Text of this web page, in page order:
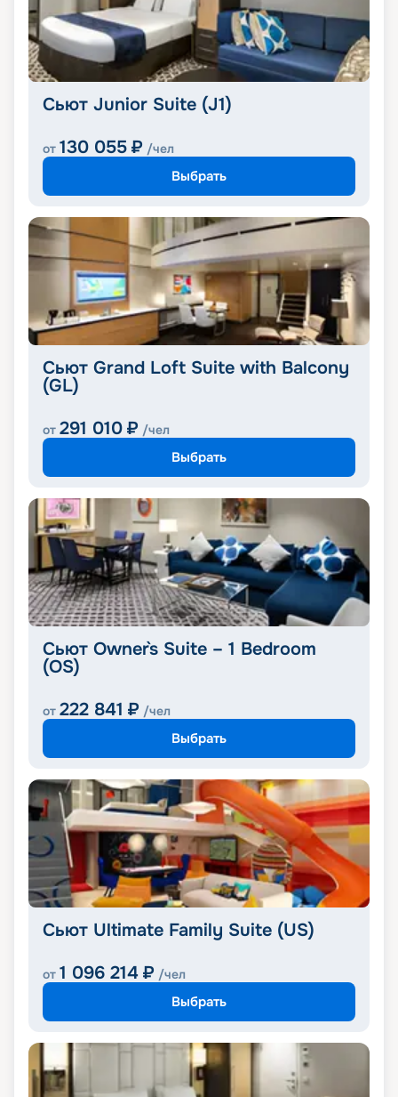
Сьют Junior Suite (J1)
от 130 055 ₽ /чел
Выбрать
Сьют Grand Loft Suite with Balcony
(GL)
от 291 010 ₽ /чел
Выбрать
Сьют Owner`s Suite – 1 Bedroom
(OS)
от 222 841 ₽ /чел
Выбрать
Сьют Ultimate Family Suite (US)
от 1 096 214 ₽ /чел
Выбрать